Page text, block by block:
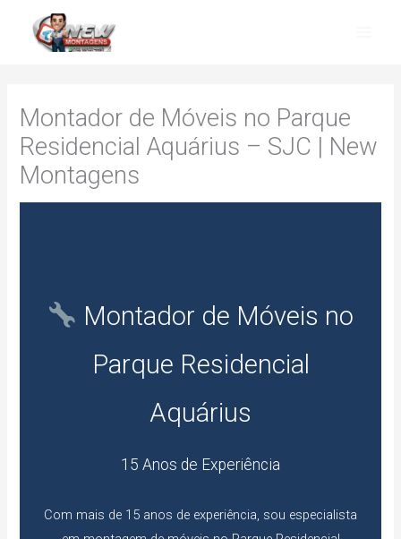
Montador de Móveis no Parque
Residencial Aquárius – SJC | New
Montagens
Montador de Móveis no
Parque Residencial
Aquárius
15 Anos de Experiência
Com mais de 15 anos de experiência, sou especialista